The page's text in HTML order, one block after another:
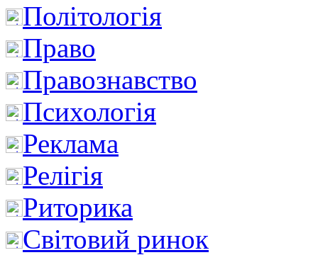
Політологія
Право
Правознавство
Психологія
Реклама
Релігія
Риторика
Світовий ринок